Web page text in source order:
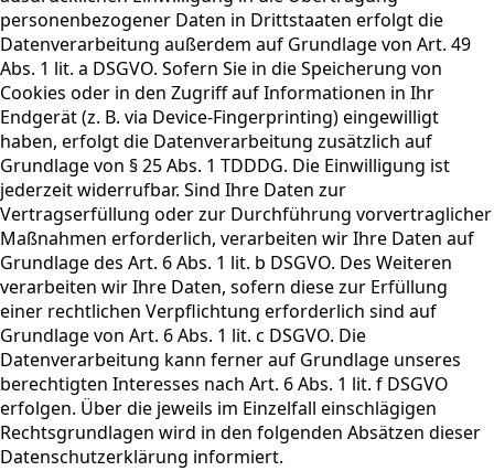
personenbezogener Daten in Drittstaaten erfolgt die
Datenverarbeitung außerdem auf Grundlage von Art. 49
Abs. 1 lit. a DSGVO. Sofern Sie in die Speicherung von
Cookies oder in den Zugriff auf Informationen in Ihr
Endgerät (z. B. via Device-Fingerprinting) eingewilligt
haben, erfolgt die Datenverarbeitung zusätzlich auf
Grundlage von § 25 Abs. 1 TDDDG. Die Einwilligung ist
jederzeit widerrufbar. Sind Ihre Daten zur
Vertragserfüllung oder zur Durchführung vorvertraglicher
Maßnahmen erforderlich, verarbeiten wir Ihre Daten auf
Grundlage des Art. 6 Abs. 1 lit. b DSGVO. Des Weiteren
verarbeiten wir Ihre Daten, sofern diese zur Erfüllung
einer rechtlichen Verpflichtung erforderlich sind auf
Grundlage von Art. 6 Abs. 1 lit. c DSGVO. Die
Datenverarbeitung kann ferner auf Grundlage unseres
berechtigten Interesses nach Art. 6 Abs. 1 lit. f DSGVO
erfolgen. Über die jeweils im Einzelfall einschlägigen
Rechtsgrundlagen wird in den folgenden Absätzen dieser
Datenschutzerklärung informiert.